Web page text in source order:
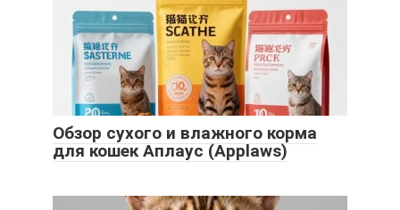
Обзор сухого и влажного корма
для кошек Аплаус (Applaws)